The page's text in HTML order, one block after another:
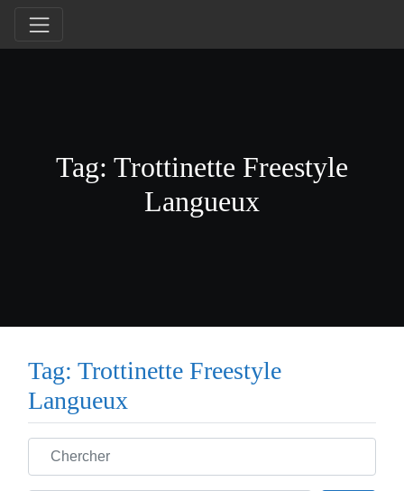
Tag: Trottinette Freestyle
Langueux
Tag: Trottinette Freestyle
Langueux
Chercher